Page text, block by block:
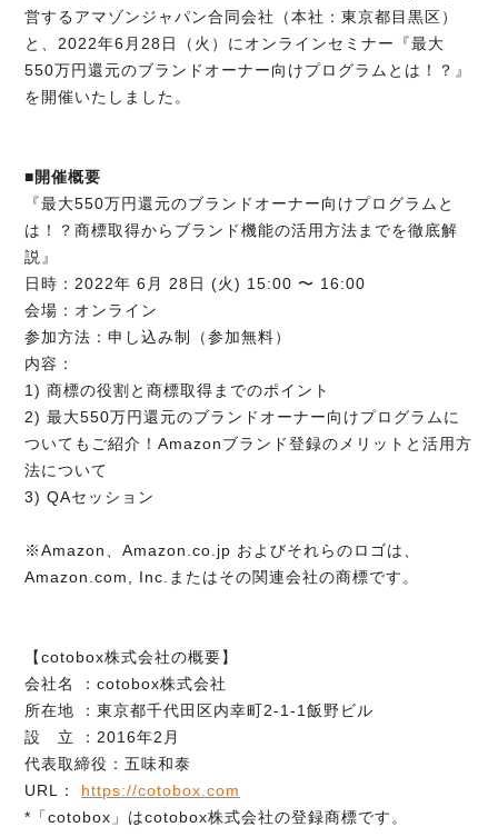
営するアマゾンジャパン合同会社（本社：東京都目黒区）
と、2022年6月28日（火）にオンラインセミナー『最大
550万円還元のブランドオーナー向けプログラムとは！？』
を開催いたしました。
■開催概要
『最大550万円還元のブランドオーナー向けプログラムと
は！？商標取得からブランド機能の活用方法までを徹底解
説』
日時：2022年 6月 28日 (火) 15:00 〜 16:00
会場：オンライン
参加方法：申し込み制（参加無料）
内容：
1) 商標の役割と商標取得までのポイント
2) 最大550万円還元のブランドオーナー向けプログラムに
ついてもご紹介！Amazonブランド登録のメリットと活用方
法について
3) QAセッション
※Amazon、Amazon.co.jp およびそれらのロゴは、
Amazon.com, Inc.またはその関連会社の商標です。
【cotobox株式会社の概要】
会社名 ：cotobox株式会社
所在地 ：東京都千代田区内幸町2-1-1飯野ビル
設 立 ：2016年2月
代表取締役：五味和泰
URL： https://cotobox.com
*「cotobox」はcotobox株式会社の登録商標です。